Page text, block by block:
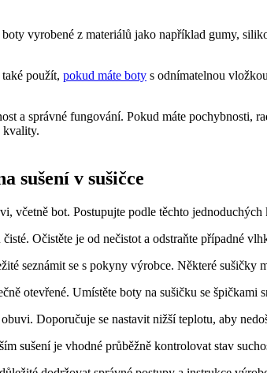
vyrobené z materiálů jako⁢ například gumy,
použít, pokud máte boty s odnímatelnou
a správné ‍fungování. Pokud máte pochybnosti,
kvality.
sušení ⁣v sušičce
včetně bot. Postupujte podle těchto
Očistěte je od ⁢nečistot a odstraňte případné
seznámit se s pokyny výrobce.⁤ Některé
otevřené.⁣ Umístěte boty na sušičku se ⁤špičkami
Doporučuje se nastavit ⁣nižší teplotu, aby
sušení je vhodné průběžně kontrolovat stav‍